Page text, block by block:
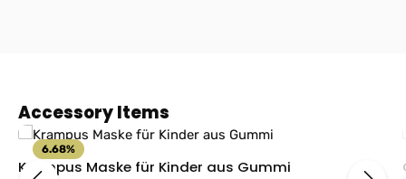
Produktgalerie überspringen
Accessory Items
6.68%
Krampus Maske für Kinder aus Gummi